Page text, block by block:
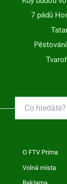
7 pádů
O FTV Prima
Volná místa